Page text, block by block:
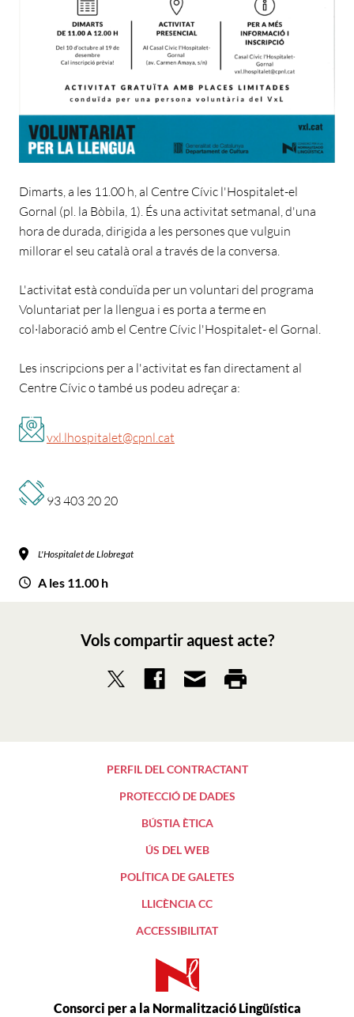
Dimarts, a les 11.00 h, al Centre Cívic l'Hospitalet-el
Gornal (pl. la Bòbila, 1). És una activitat setmanal, d'una
hora de durada, dirigida a les persones que vulguin
millorar el seu català oral a través de la conversa.
L'activitat està conduïda per un voluntari del programa
Voluntariat per la llengua i es porta a terme en
col·laboració amb el Centre Cívic l'Hospitalet- el Gornal.
Les inscripcions per a l'activitat es fan directament al
Centre Cívic o també us podeu adreçar a:
vxl.lhospitalet@cpnl.cat
93 403 20 20
L'Hospitalet de Llobregat
A les 11.00 h
Vols compartir aquest acte?
PERFIL DEL CONTRACTANT
PROTECCIÓ DE DADES
BÚSTIA ÈTICA
ÚS DEL WEB
POLÍTICA DE GALETES
LLICÈNCIA CC
ACCESSIBILITAT
Consorci per a la Normalització Lingüística